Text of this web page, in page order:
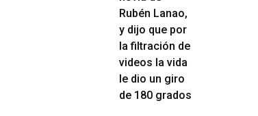
Rubén Lanao,
y dijo que por
la filtración de
videos la vida
le dio un giro
de 180 grados